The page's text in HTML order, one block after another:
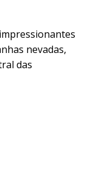
nevadas,
das